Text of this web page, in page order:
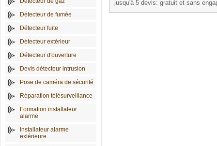
Détecteur de fumée
Détecteur fuite
Détecteur extérieur
Détecteur d'ouverture
Devis détecteur intrusion
Pose de caméra de sécurité
Réparation télésurveillance
Formation installateur
alarme
Installateur alarme
extérieure
jusqu'à 5 devis: gratuit et sans